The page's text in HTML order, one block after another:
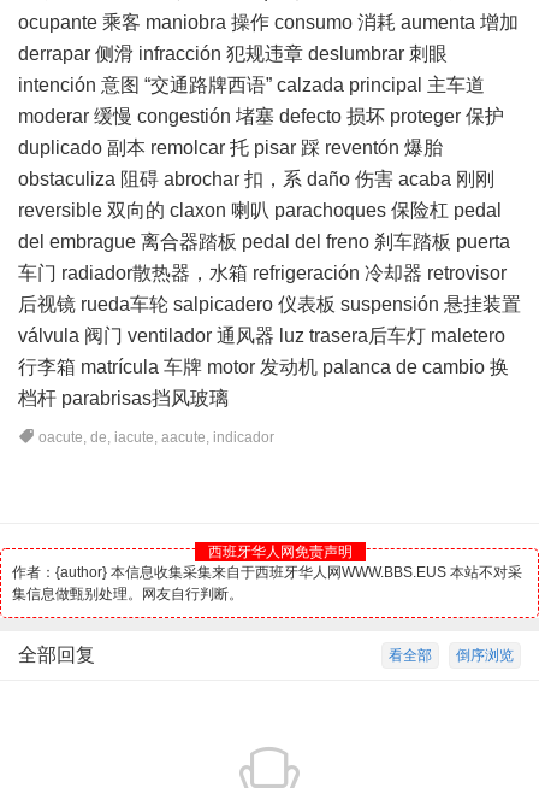
ocupante 乘客 maniobra 操作 consumo 消耗 aumenta 增加
derrapar 侧滑 infracción 犯规违章 deslumbrar 刺眼
intención 意图 “交通路牌西语” calzada principal 主车道
moderar 缓慢 congestión 堵塞 defecto 损坏 proteger 保护
duplicado 副本 remolcar 托 pisar 踩 reventón 爆胎
obstaculiza 阻碍 abrochar 扣，系 daño 伤害 acaba 刚刚
reversible 双向的 claxon 喇叭 parachoques 保险杠 pedal
del embrague 离合器踏板 pedal del freno 刹车踏板 puerta
车门 radiador散热器，水箱 refrigeración 冷却器 retrovisor
后视镜 rueda车轮 salpicadero 仪表板 suspensión 悬挂装置
válvula 阀门 ventilador 通风器 luz trasera后车灯 maletero
行李箱 matrícula 车牌 motor 发动机 palanca de cambio 换
档杆 parabrisas挡风玻璃
oacute,de, iacute,aacute, indicador
西班牙华人网免责声明
作者：{author} 本信息收集采集来自于西班牙华人网WWW.BBS.EUS 本站不对采
集信息做甄别处理。网友自行判断。
倒序浏览
看全部
全部回复